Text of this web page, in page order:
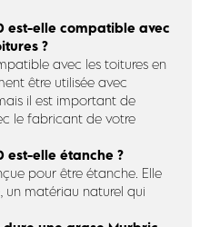
est-elle compatible avec
?
avec les toitures en
être utilisée avec
il est important de
le fabricant de votre
est-elle étanche ?
pour être étanche. Elle
un matériau naturel qui